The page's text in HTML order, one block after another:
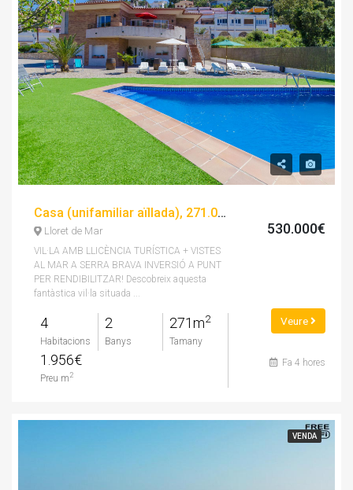
Casa (unifamiliar aïllada), 271.00 m², 4 dorm, seminou
Lloret de Mar
VIL·LA AMB LLICÈNCIA TURÍSTICA + VISTES
AL MAR A SERRA BRAVA INVERSIÓ A PUNT
PER RENDIBILITZAR! Descobreix aquesta
fantàstica vil·la situada ...
4
Habitacions
2
Banys
271m2
Tamany
1.956€
Preu m 2
530.000€
Veure
Fa 4 hores
VENDA